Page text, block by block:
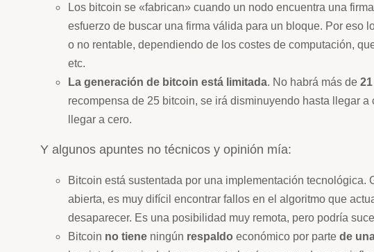
Los bitcoin se «fabrican» cuando un nodo encuentra una
esfuerzo de buscar una firma válida para un bloque. Por eso
o no rentable, dependiendo de los costes de computación,
etc.
La generación de bitcoin está limitada. No habrá más de
recompensa de 25 bitcoin, se irá disminuyendo hasta llegar
llegar a cero.
Y algunos apuntes no técnicos y opinión mía:
Bitcoin está sustentada por una implementación tecnológica.
abierta, es muy difícil encontrar fallos en el algoritmo que
desaparecer. Es una posibilidad muy remota, pero podría
Bitcoin no tiene ningún respaldo económico por parte de